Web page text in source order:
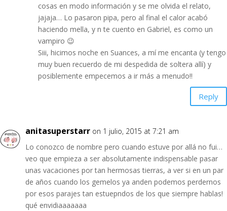
cosas en modo información y se me olvida el relato,
jajaja… Lo pasaron pipa, pero al final el calor acabó
haciendo mella, y n te cuento en Gabriel, es como un
vampiro 😉
Siii, hicimos noche en Suances, a mí me encanta (y tengo
muy buen recuerdo de mi despedida de soltera allí) y
posiblemente empecemos a ir más a menudo!!
Reply
anitasuperstarr on 1 julio, 2015 at 7:21 am
Lo conozco de nombre pero cuando estuve por allá no fui…
veo que empieza a ser absolutamente indispensable pasar
unas vacaciones por tan hermosas tierras, a ver si en un par
de años cuando los gemelos ya anden podemos perdernos
por esos parajes tan estuepndos de los que siempre hablas!
qué envidiaaaaaaa